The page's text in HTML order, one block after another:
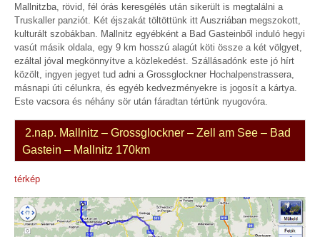
Mallnitzba, rövid, fél órás keresgélés után sikerült is megtalálni a
Truskaller panziót. Két éjszakát töltöttünk itt Auszriában megszokott,
kulturált szobákban. Mallnitz egyébként a Bad Gasteinből induló hegyi
vasút másik oldala, egy 9 km hosszú alagút köti össze a két völgyet,
ezáltal jóval megkönnyítve a közlekedést. Szállásadónk este jó hírt
közölt, ingyen jegyet tud adni a Grossglockner Hochalpenstrassera,
másnapi úti célunkra, és egyéb kedvezményekre is jogosít a kártya.
Este vacsora és néhány sör után fáradtan tértünk nyugovóra.
2.nap. Mallnitz – Grossglockner – Zell am See – Bad
Gastein – Mallnitz 170km
térkép